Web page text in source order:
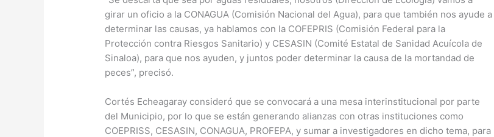
girar un oficio a la CONAGUA (Comisión Nacional del Agua), para que también nos ayude a
determinar las causas, ya hablamos con la COFEPRIS (Comisión Federal para la
Protección contra Riesgos Sanitario) y CESASIN (Comité Estatal de Sanidad Acuícola de
Sinaloa), para que nos ayuden, y juntos poder determinar la causa de la mortandad de
peces”, precisó.
Cortés Echeagaray consideró que se convocará a una mesa interinstitucional por parte
del Municipio, por lo que se están generando alianzas con otras instituciones como
COEPRISS, CESASIN, CONAGUA, PROFEPA, y sumar a investigadores en dicho tema, para